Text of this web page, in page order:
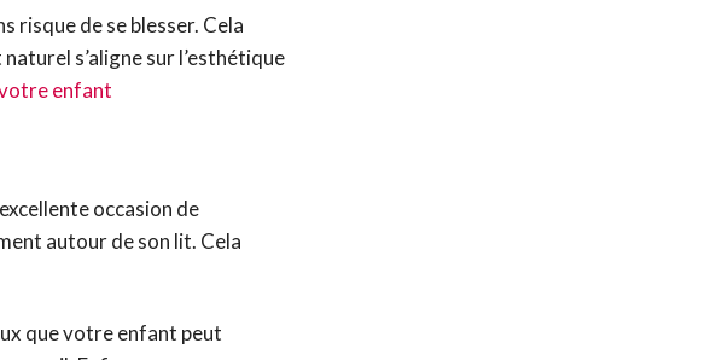
risque de se blesser. Cela
s’aligne sur l’esthétique
enfant
occasion de
autour de son lit. Cela
que votre enfant peut